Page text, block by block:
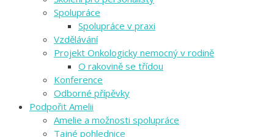
Spolupráce
Spolupráce v praxi
Vzdělávání
Projekt Onkologicky nemocný v rodině
O rakovině se třídou
Konference
Odborné přípěvky
Podpořit Amelii
Amelie a možnosti spolupráce
Tajné pohlednice